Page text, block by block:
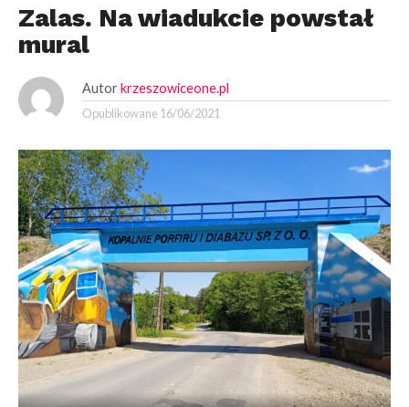
Zalas. Na wiadukcie powstał
mural
Autor krzeszowiceone.pl
Opublikowane 16/06/2021